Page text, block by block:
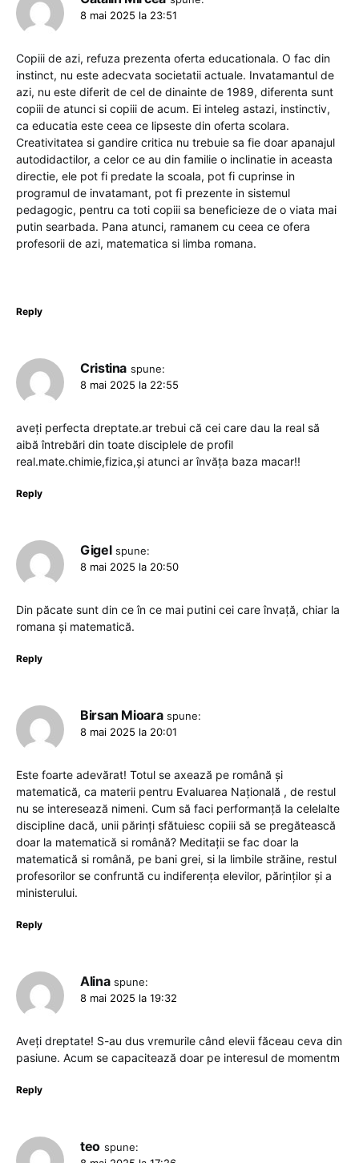
8 mai 2025 la 23:51
Copiii de azi, refuza prezenta oferta educationala. O fac din
instinct, nu este adecvata societatii actuale. Invatamantul de
azi, nu este diferit de cel de dinainte de 1989, diferenta sunt
copiii de atunci si copiii de acum. Ei inteleg astazi, instinctiv,
ca educatia este ceea ce lipseste din oferta scolara.
Creativitatea si gandire critica nu trebuie sa fie doar apanajul
autodidactilor, a celor ce au din familie o inclinatie in aceasta
directie, ele pot fi predate la scoala, pot fi cuprinse in
programul de invatamant, pot fi prezente in sistemul
pedagogic, pentru ca toti copiii sa beneficieze de o viata mai
putin searbada. Pana atunci, ramanem cu ceea ce ofera
profesorii de azi, matematica si limba romana.
Reply
Cristina spune:
8 mai 2025 la 22:55
aveți perfecta dreptate.ar trebui că cei care dau la real să
aibă întrebări din toate disciplele de profil
real.mate.chimie,fizica,și atunci ar învăța baza macar!!
Reply
Gigel spune:
8 mai 2025 la 20:50
Din păcate sunt din ce în ce mai putini cei care învață, chiar la
romana și matematică.
Reply
Birsan Mioara spune:
8 mai 2025 la 20:01
Este foarte adevărat! Totul se axează pe română și
matematică, ca materii pentru Evaluarea Națională , de restul
nu se interesează nimeni. Cum să faci performanță la celelalte
discipline dacă, unii părinți sfătuiesc copiii să se pregătească
doar la matematică si română? Meditații se fac doar la
matematică si română, pe bani grei, si la limbile străine, restul
profesorilor se confruntă cu indiferența elevilor, părinților și a
ministerului.
Reply
Alina spune:
8 mai 2025 la 19:32
Aveți dreptate! S-au dus vremurile când elevii făceau ceva din
pasiune. Acum se capacitează doar pe interesul de momentm
Reply
teo spune: